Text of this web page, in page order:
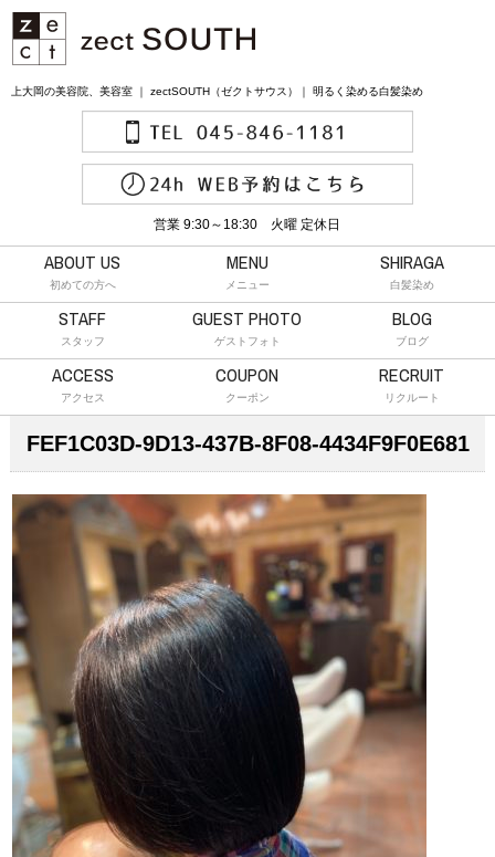
上大岡の美容院、美容室 ｜ zectSOUTH（ゼクトサウス）｜ 明るく染める白髪染め
営業 9:30～18:30 火曜 定休日
ABOUT US
初めての方へ
MENU
メニュー
SHIRAGA
白髪染め
STAFF
スタッフ
GUEST PHOTO
ゲストフォト
BLOG
ブログ
ACCESS
アクセス
COUPON
クーポン
RECRUIT
リクルート
FEF1C03D-9D13-437B-8F08-4434F9F0E681